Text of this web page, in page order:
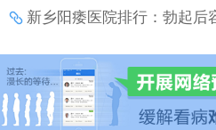
些事项？
新乡阳痿医院排行：勃起后